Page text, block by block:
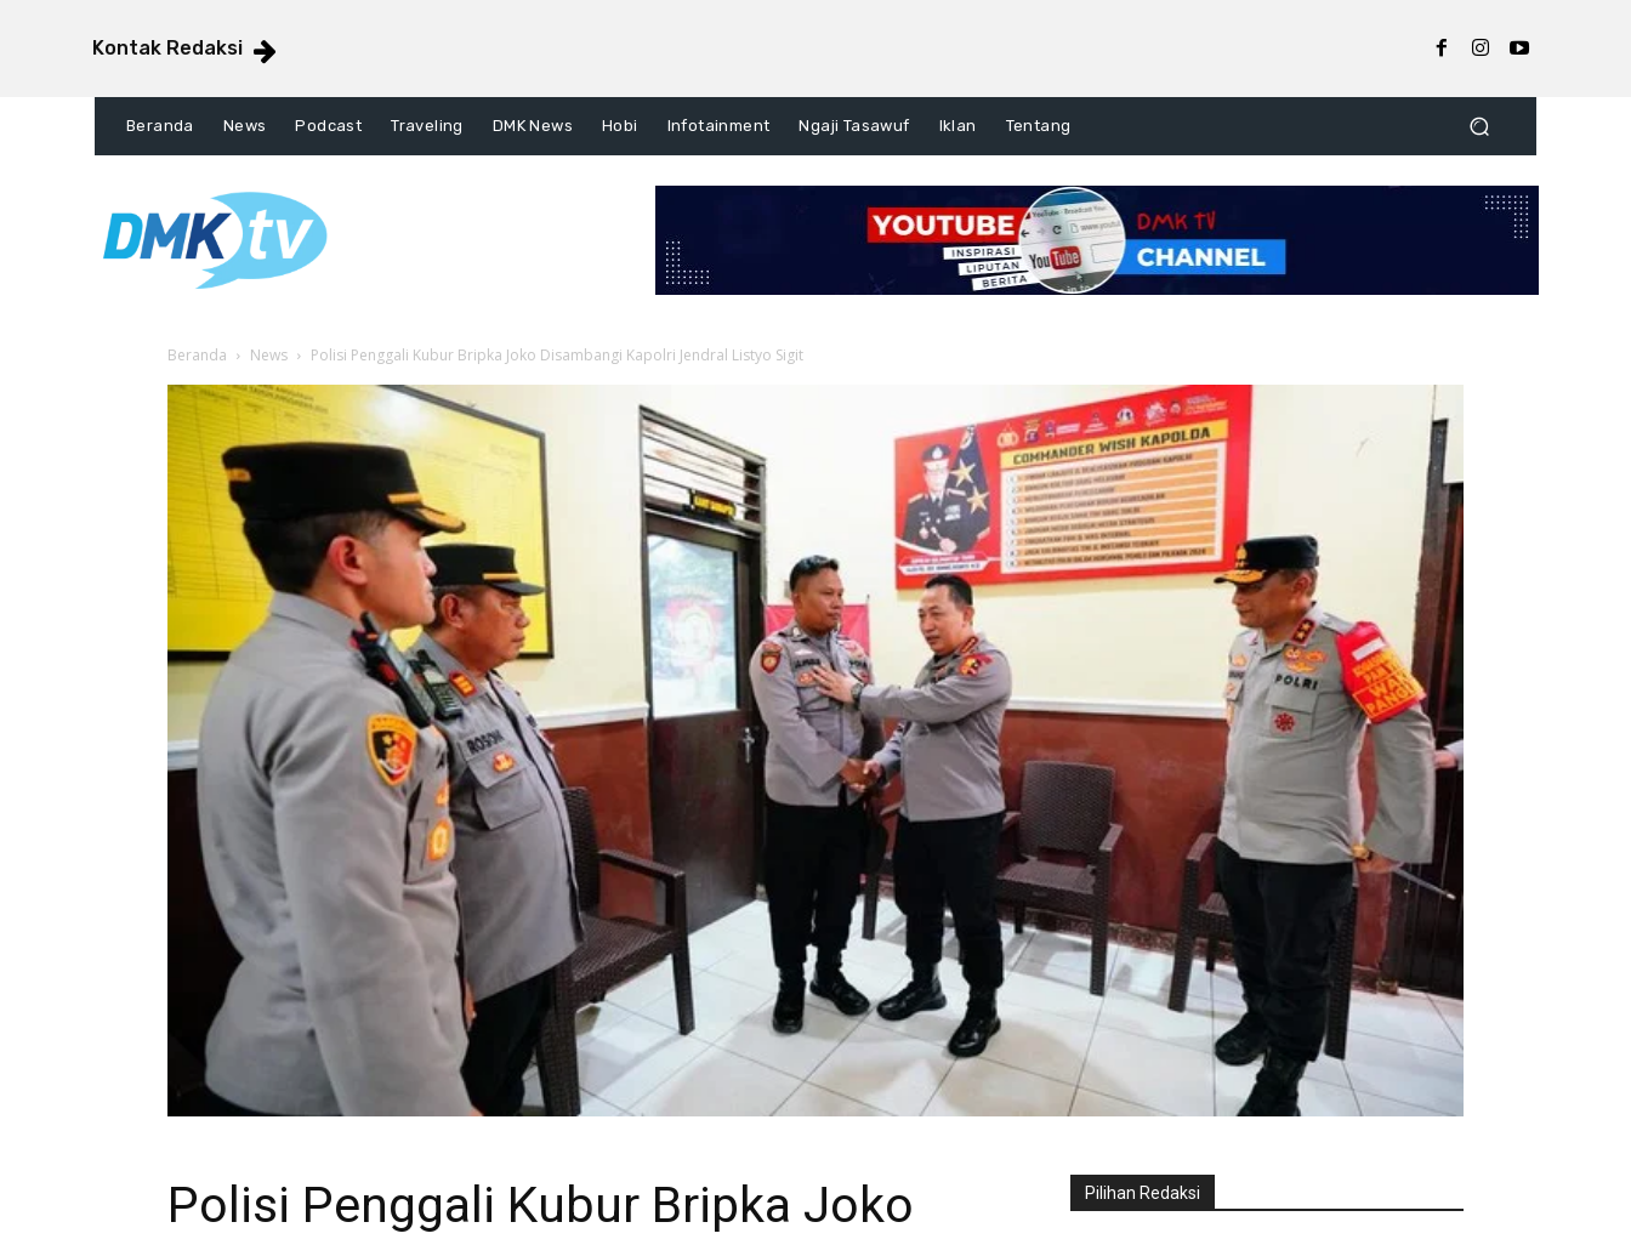
Kontak Redaksi
Beranda News Podcast Traveling DMK News Hobi Infotainment Ngaji Tasawuf Iklan Tentang
Beranda News Polisi Penggali Kubur Bripka Joko Disambangi Kapolri Jendral Listyo Sigit
Polisi Penggali Kubur Bripka Joko
Pilihan Redaksi